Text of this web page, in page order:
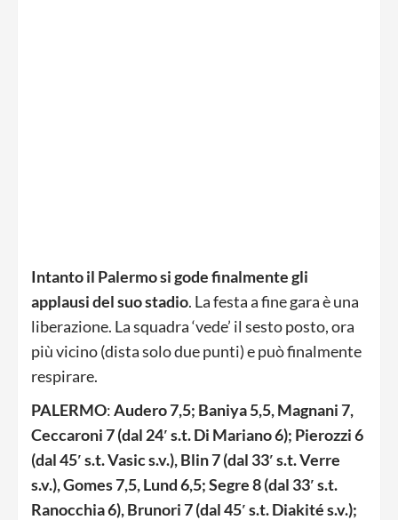
Intanto il Palermo si gode finalmente gli
applausi del suo stadio. La festa a fine gara è una
liberazione. La squadra ‘vede’ il sesto posto, ora
più vicino (dista solo due punti) e può finalmente
respirare.
PALERMO:Audero 7,5; Baniya 5,5, Magnani 7,
Ceccaroni 7 (dal 24′ s.t. Di Mariano 6); Pierozzi 6
(dal 45′ s.t. Vasic s.v.), Blin 7 (dal 33′ s.t. Verre
s.v.), Gomes 7,5, Lund 6,5; Segre 8 (dal 33′ s.t.
Ranocchia 6), Brunori 7 (dal 45′ s.t. Diakité s.v.);